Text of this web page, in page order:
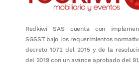
Redkiwi SAS cuenta con
SGSST bajo los requerimientos
decreto 1072 del 2015 y de la
del 2019 con un avance aprobado del